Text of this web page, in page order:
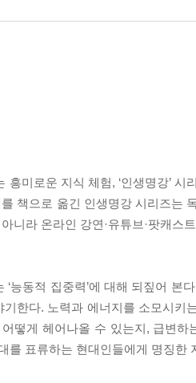
미로운 지식 체험, ‘인생명강’ 시
책으로 옮긴 인생명강 시리즈는
니라 온라인 강연·유튜브·팟캐스
능동적 집중력’에 대해 되짚어 본
한다. 노력과 에너지를 소모시키
떻게 헤어나올 수 있는지, 급변하
를 표류하는 현대인들에게 명징한